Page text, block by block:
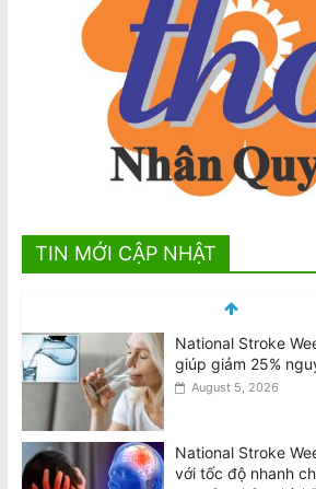
TIN MỚI CẬP NHẬT
National Stroke
với tốc độ nhanh
nguyên nhân chính?
Ronaldo chào ra
Postecoglou